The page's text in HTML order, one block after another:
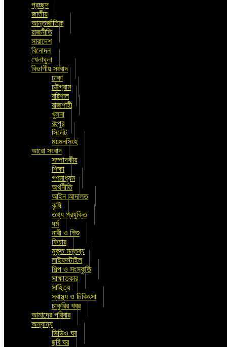
প্রচ্ছদ
জাতীয়
আন্তর্জাতিক
রাজনীতি
সারাদেশ
বিনোদন
খেলাধুলা
বিভাগীয় সংবাদ
ঢাকা
চট্টগ্রাম
বরিশাল
রাজশাহী
খুলনা
রংপুর
সিলেট
ময়মনসিংহ
আরো সংবাদ
সম্পাদকীয়
শিক্ষা
গণমাধ্যম
অর্থনীতি
আইন আদালত
কৃষি
তথ্য প্রযুক্তি
ধর্ম
নারী ও শিশু
ফিচার
মুক্ত মন্তব্য
লাইফস্টাইল
শিল্প ও সংস্কৃতি
সাক্ষাতকার
সাহিত্য
স্বাস্থ্য ও চিকিৎসা
চাকুরির খবর
আমাদের পরিবার
অন্যান্য
ভিডিও ঘর
ছবি ঘর